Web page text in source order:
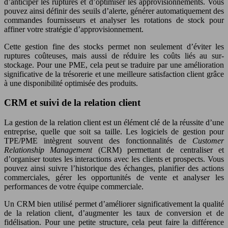
pouvez ainsi définir des seuils d’alerte, générer automatiquement des
commandes fournisseurs et analyser les rotations de stock pour
affiner votre stratégie d’approvisionnement.
Cette gestion fine des stocks permet non seulement d’éviter les
ruptures coûteuses, mais aussi de réduire les coûts liés au sur-
stockage. Pour une PME, cela peut se traduire par une amélioration
significative de la trésorerie et une meilleure satisfaction client grâce
à une disponibilité optimisée des produits.
CRM et suivi de la relation client
La gestion de la relation client est un élément clé de la réussite d’une
entreprise, quelle que soit sa taille. Les logiciels de gestion pour
TPE/PME intègrent souvent des fonctionnalités de Customer
Relationship Management (CRM) permettant de centraliser et
d’organiser toutes les interactions avec les clients et prospects. Vous
pouvez ainsi suivre l’historique des échanges, planifier des actions
commerciales, gérer les opportunités de vente et analyser les
performances de votre équipe commerciale.
Un CRM bien utilisé permet d’améliorer significativement la qualité
de la relation client, d’augmenter les taux de conversion et de
fidélisation. Pour une petite structure, cela peut faire la différence